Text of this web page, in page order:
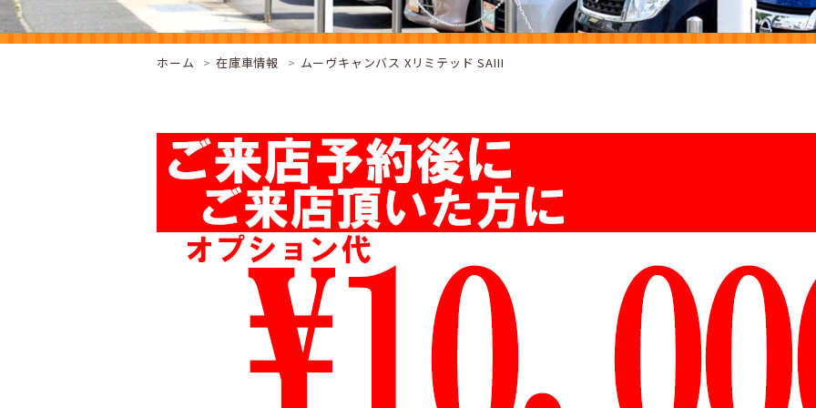
ホーム 在庫車情報 ムーヴキャンバス Xリミテッド SAIII